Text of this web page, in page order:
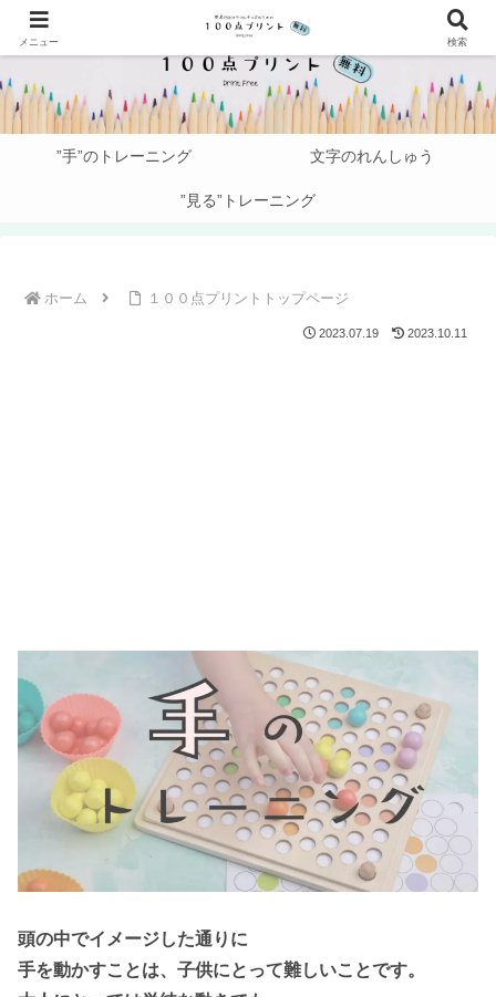
”手”のトレーニング 文字のれんしゅう
”見る”トレーニング
ホーム １００点プリントトップページ
2023.07.19 2023.10.11
頭の中でイメージした通りに
手を動かすことは、子供にとって難しいことです。
メニュー 検索